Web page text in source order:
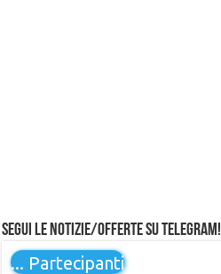
Segui le notizie/offerte su Telegram!
... Partecipanti